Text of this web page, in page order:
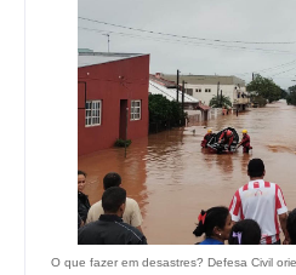
O que fazer em desastres? Defesa Civil